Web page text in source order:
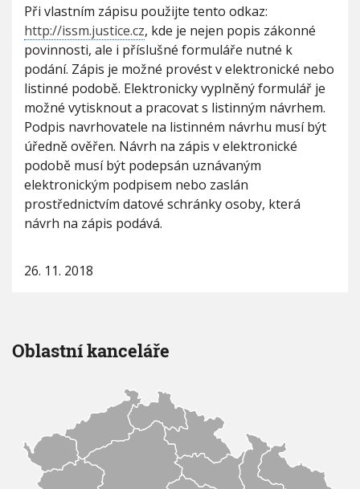
c
h
m
a
j
i
e
l
ů
o
b
c
h
o
í
r
p
Při vlastním zápisu použijte tento odkaz:
http://issm.justice.cz, kde je nejen popis zákonné
povinnosti, ale i příslušné formuláře nutné k
podání. Zápis je možné provést v elektronické nebo
listinné podobě. Elektronicky vyplněný formulář je
možné vytisknout a pracovat s listinným návrhem.
Podpis navrhovatele na listinném návrhu musí být
úředně ověřen. Návrh na zápis v elektronické
podobě musí být podepsán uznávaným
elektronickým podpisem nebo zaslán
prostřednictvím datové schránky osoby, která
návrh na zápis podává.
26. 11. 2018
Oblastní kanceláře